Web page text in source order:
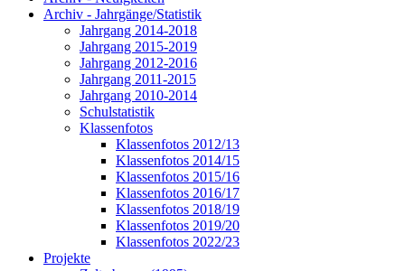
Archiv - Jahrgänge/Statistik
Jahrgang 2014-2018
Jahrgang 2015-2019
Jahrgang 2012-2016
Jahrgang 2011-2015
Jahrgang 2010-2014
Schulstatistik
Klassenfotos
Klassenfotos 2012/13
Klassenfotos 2014/15
Klassenfotos 2015/16
Klassenfotos 2016/17
Klassenfotos 2018/19
Klassenfotos 2019/20
Klassenfotos 2022/23
Projekte